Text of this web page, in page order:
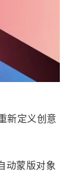
新定义创意
动蒙版对象